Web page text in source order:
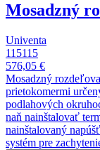
Mosadzný
Univenta
115115
576,05 €
Mosadzný
prietokomermi
podlahových
naň nainštalovať
nainštalovaný
systém pre